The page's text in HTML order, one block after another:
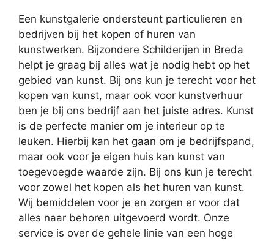
Een kunstgalerie ondersteunt particulieren en
bedrijven bij het kopen of huren van
kunstwerken. Bijzondere Schilderijen in Breda
helpt je graag bij alles wat je nodig hebt op het
gebied van kunst. Bij ons kun je terecht voor het
kopen van kunst, maar ook voor kunstverhuur
ben je bij ons bedrijf aan het juiste adres. Kunst
is de perfecte manier om je interieur op te
leuken. Hierbij kan het gaan om je bedrijfspand,
maar ook voor je eigen huis kan kunst van
toegevoegde waarde zijn. Bij ons kun je terecht
voor zowel het kopen als het huren van kunst.
Wij bemiddelen voor je en zorgen er voor dat
alles naar behoren uitgevoerd wordt. Onze
service is over de gehele linie van een hoge